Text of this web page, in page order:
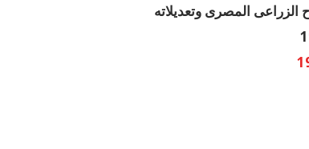
الزراعى المصرى وتعديلاته